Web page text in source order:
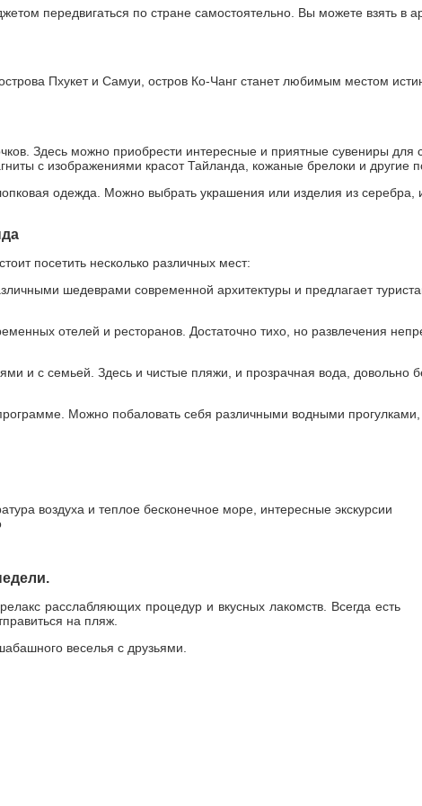
передвигаться по стране самостоятельно. Вы можете взять в
Пхукет и Самуи, остров Ко-Чанг станет любимым местом
Здесь можно приобрести интересные и приятные сувениры для
с изображениями красот Тайланда, кожаные брелоки и другие
одежда. Можно выбрать украшения или изделия из серебра,
посетить несколько различных мест:
шедеврами современной архитектуры и предлагает
отелей и ресторанов. Достаточно тихо, но развлечения
и с семьей. Здесь и чистые пляжи, и прозрачная вода, довольно
Можно побаловать себя различными водными
воздуха и теплое бесконечное море, интересные экскурсии
расслабляющих процедур и вкусных лакомств. Всегда есть
на пляж.
веселья с друзьями.